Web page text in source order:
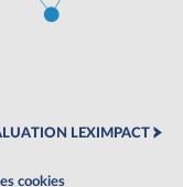
LEXIMPACT
cookies